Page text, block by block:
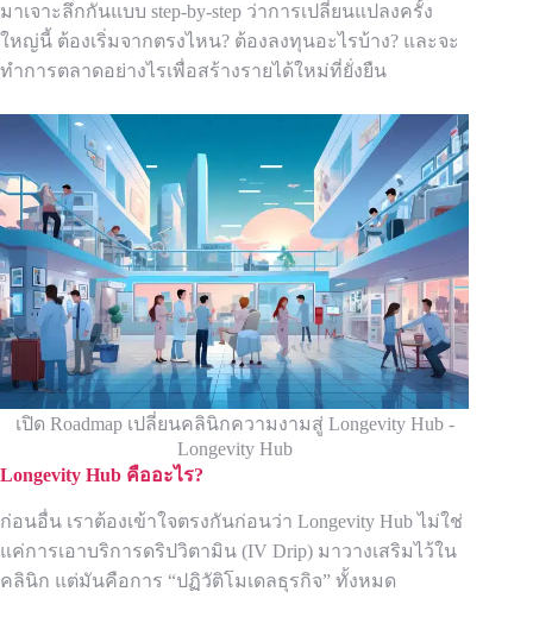
มาเจาะลึกกันแบบ step-by-step ว่าการเปลี่ยนแปลงครั้ง
ใหญ่นี้ ต้องเริ่มจากตรงไหน? ต้องลงทุนอะไรบ้าง? และจะ
ทำการตลาดอย่างไรเพื่อสร้างรายได้ใหม่ที่ยั่งยืน
เปิด Roadmap เปลี่ยนคลินิกความงามสู่ Longevity Hub -
Longevity Hub
Longevity Hub คืออะไร?
ก่อนอื่น เราต้องเข้าใจตรงกันก่อนว่า Longevity Hub ไม่ใช่
แค่การเอาบริการดริปวิตามิน (IV Drip) มาวางเสริมไว้ใน
คลินิก แต่มันคือการ “ปฏิวัติโมเดลธุรกิจ” ทั้งหมด